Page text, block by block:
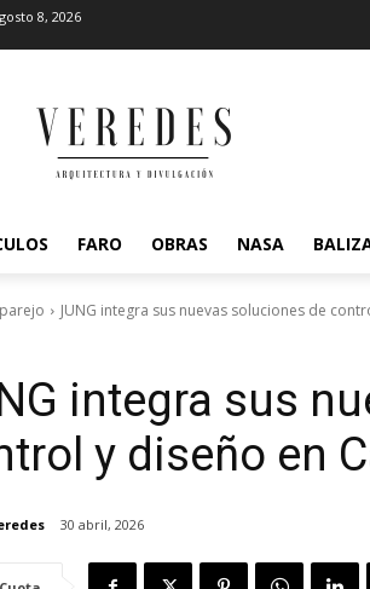
8, 2026
FARO OBRAS NASA
JUNG integra sus nuevas soluciones de
integra sus
y diseño en
30 abril, 2026